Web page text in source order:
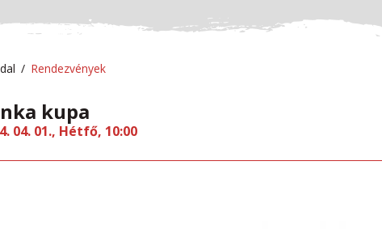
Rendezvények
kupa
04. 01., Hétfő, 10:00